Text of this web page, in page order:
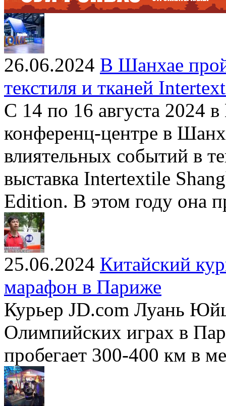
26.06.2024 В Шанхае
текстиля и тканей
С 14 по 16 августа 2024
конференц-центре в
влиятельных событий в
выставка Intertextile
Edition. В этом году она
25.06.2024 Китайский
марафон в Париже
Курьер JD.com Луань
Олимпийских играх в
пробегает 300-400 км в